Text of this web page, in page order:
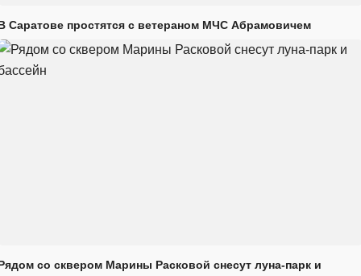
Саратове простятся с ветераном МЧС Абрамовичем
со сквером Марины Расковой снесут луна-парк и